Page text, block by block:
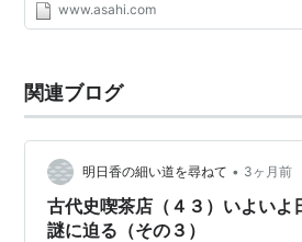
www.asahi.com
関連ブログ
明日香の細い道を尋ねて • 3ヶ月前
古代史喫茶店（４３）いよいよ
謎に迫る（その３）